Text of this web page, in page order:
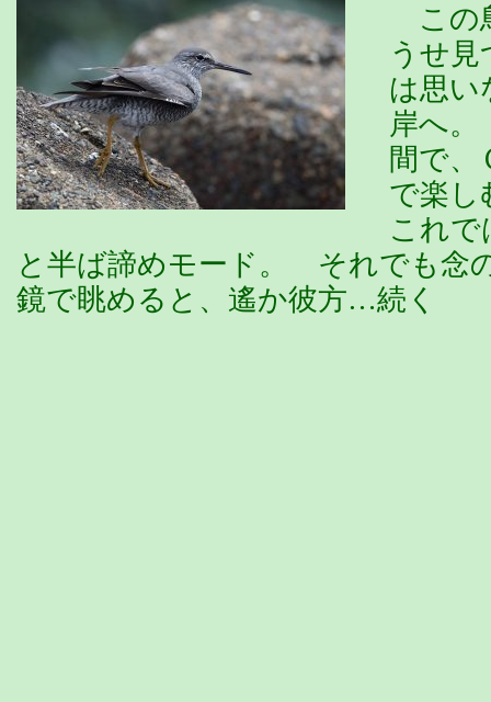
この
うせ
は思い
岸へ
間で、
で楽し
これで
と半ば諦めモード。 それでも念
鏡で眺めると、遙か彼方…続く